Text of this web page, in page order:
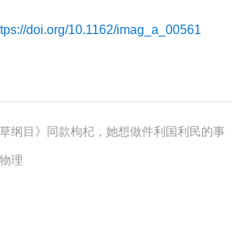
doi.org/10.1162/imag_a_00561
纲目》同款枸杞，她想做件利国利民的事
理